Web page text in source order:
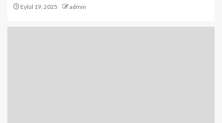
Eylül 19, 2025 admin